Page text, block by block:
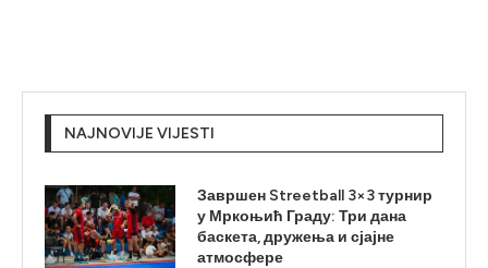
NAJNOVIJE VIJESTI
Завршен Streetball 3×3 турнир
у Мркоњић Граду: Три дана
баскета, дружења и сјајне
атмосфере